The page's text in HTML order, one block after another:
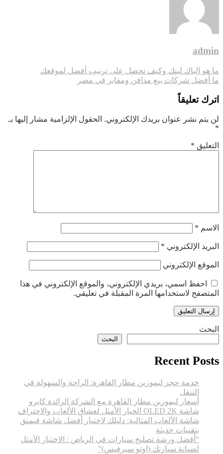
admin
تصفّح
المقالات
ما هو الباك لينك وكيف تحصل على ترتيب أفضل لموقعك
ما أفضل شركات بيع مدافن ومقابر في مصر
اترك تعليقاً
لن يتم نشر عنوان بريدك الإلكتروني. الحقول الإلزامية مشار إليها بـ
*
التعليق *
الاسم *
البريد الإلكتروني *
الموقع الإلكتروني
احفظ اسمي، بريدي الإلكتروني، والموقع الإلكتروني في هذا
المتصفح لاستخدامها المرة المقبلة في تعليقي.
البحث
البحث
Recent Posts
خدمة حجز ليموزين مطار القاهرة: الراحة والسهولة في
التنقل
أسعار ليموزين مطار القاهرة مع الشركة الرائدة كايرو
شاشة OLED 2K الخيار الأمثل لعشاق الألعاب والاحتراف
شاشة الألعاب المثالية: دليلك لاختيار أفضل شاشة قيمنق
بتقنيات حديثة
“أفضل ورشة تصليح سيارات في الرياض : الاختيار الأمثل
لصيانة سيارتك (اوتو سيرفيس)”